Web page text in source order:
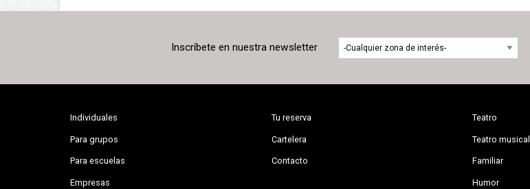
Inscríbete en nuestra newsletter
Individuales
Para grupos
Para escuelas
Empresas
Tu reserva
Cartelera
Contacto
Teatro
Teatro musical
Familiar
Humor